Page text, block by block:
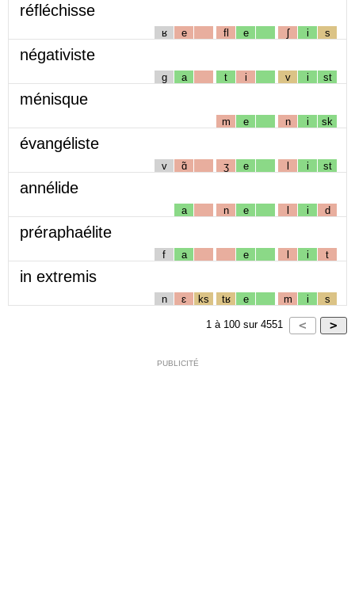
réfléchisse
ʁ e fl e ʃ i s
négativiste
g a t i v i st
ménisque
m e n i sk
évangéliste
v ɑ̃ ʒ e l i st
annélide
a n e l i d
préraphaélite
f a e l i t
in extremis
n ɛ ks tʁ e m i s
1 à 100 sur 4551
PUBLICITÉ